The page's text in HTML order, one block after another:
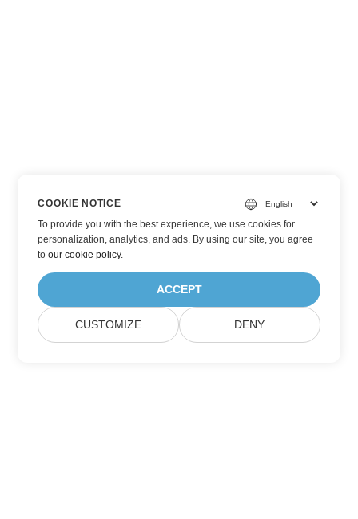
COOKIE NOTICE
To provide you with the best experience, we use cookies for
personalization, analytics, and ads. By using our site, you agree
toour cookie policy.
ACCEPT
CUSTOMIZE DENY